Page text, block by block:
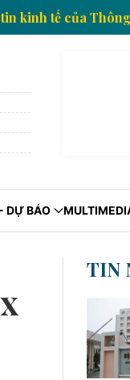
thông tin kinh tế
DỰ BÁO
TIN